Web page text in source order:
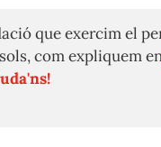
que exercim el
com expliquem